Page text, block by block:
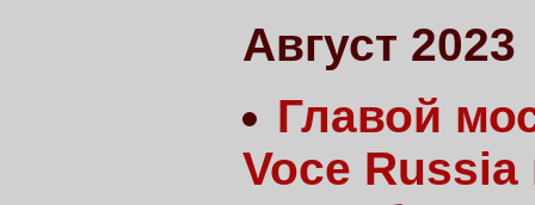
Август 2023
Главой
Voce Russia